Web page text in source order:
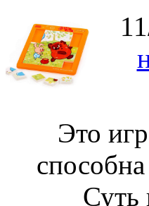
Это
Суть